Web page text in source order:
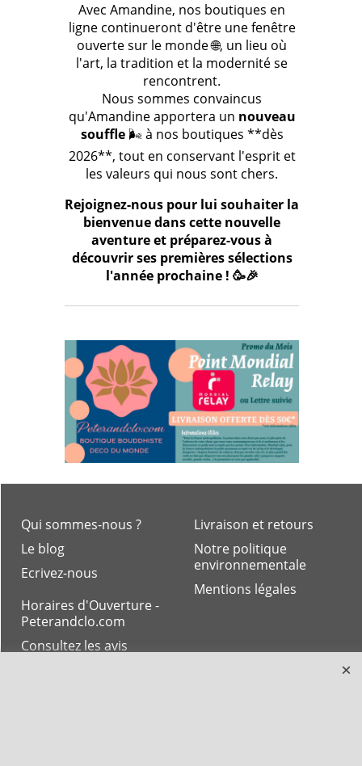
Avec Amandine, nos boutiques en
ligne continueront d'être une fenêtre
ouverte sur le monde 🌐, un lieu où
l'art, la tradition et la modernité se
rencontrent.
Nous sommes convaincus
qu'Amandine apportera un nouveau
souffle🌬️ à nos boutiques **dès
2026**, tout en conservant l'esprit et
les valeurs qui nous sont chers.
Rejoignez-nous pour lui souhaiter la
bienvenue dans cette nouvelle
aventure et préparez-vous à
découvrir ses premières sélections
l'année prochaine ! 🥳🎉
Livraison et retours
Notre politique
environnementale
Mentions légales
Qui sommes-nous ?
Le blog
Ecrivez-nous
Horaires d'Ouverture -
Peterandclo.com
Consultez les avis